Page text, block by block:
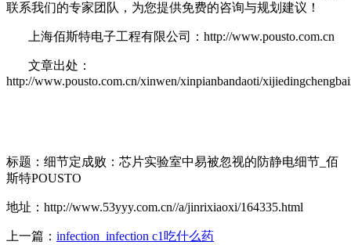
联系我们的专家团队，为您提供免费的咨询与规划建议！
上海佰斯特电子工程有限公司：http://www.pousto.com.cn
文章出处：
http://www.pousto.com.cn/xinwen/xinpianbandaoti/
标题：细节定成败：芯片实验室中易被忽视的防静电细节_佰
斯特POUSTO
地址：http://www.53yyy.com.cn//a/jinrixiaoxi/164335.html
上一篇： infection_infection c1吃什么药